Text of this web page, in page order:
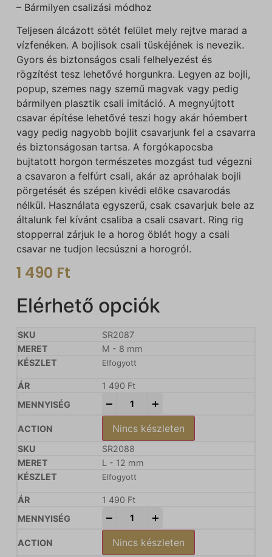
– Bármilyen csalizási módhoz
Teljesen álcázott sötét felület mely rejtve marad a
vízfenéken. A bojlisok csali tüskéjének is nevezik.
Gyors és biztonságos csali felhelyezést és
rögzítést tesz lehetővé horgunkra. Legyen az bojli,
popup, szemes nagy szemű magvak vagy pedig
bármilyen plasztik csali imitáció. A megnyújtott
csavar építése lehetővé teszi hogy akár hóembert
vagy pedig nagyobb bojlit csavarjunk fel a csavarra
és biztonságosan tartsa. A forgókapocsba
bujtatott horgon természetes mozgást tud végezni
a csavaron a felfúrt csali, akár az apróhalak bojli
pörgetését és szépen kivédi előke csavarodás
nélkül. Használata egyszerű, csak csavarjuk bele az
általunk fel kívánt csaliba a csali csavart. Ring rig
stopperral zárjuk le a horog öblét hogy a csali
csavar ne tudjon lecsúszni a horogról.
1 490 Ft
Elérhető opciók
SR2087
M - 8 mm
Elfogyott
1 490 Ft
Nincs készleten
SR2088
L - 12 mm
Elfogyott
1 490 Ft
Nincs készleten